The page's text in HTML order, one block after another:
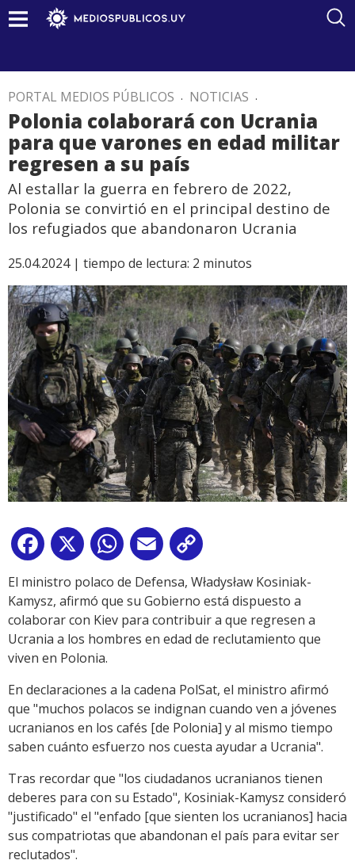
PORTAL MEDIOS PÚBLICOS . NOTICIAS .
Polonia colaborará con Ucrania
para que varones en edad militar
regresen a su país
Al estallar la guerra en febrero de 2022,
Polonia se convirtió en el principal destino de
los refugiados que abandonaron Ucrania
25.04.2024 | tiempo de lectura: 2 minutos
Facebook
X WhatsApp
Email
Link
El ministro polaco de Defensa, Władysław Kosiniak-
Kamysz, afirmó que su Gobierno está dispuesto a
colaborar con Kiev para contribuir a que regresen a
Ucrania a los hombres en edad de reclutamiento que
viven en Polonia.
En declaraciones a la cadena PolSat, el ministro afirmó
que "muchos polacos se indignan cuando ven a jóvenes
ucranianos en los cafés [de Polonia] y al mismo tiempo
saben cuánto esfuerzo nos cuesta ayudar a Ucrania".
Tras recordar que "los ciudadanos ucranianos tienen
deberes para con su Estado", Kosiniak-Kamysz consideró
"justificado" el "enfado [que sienten los ucranianos] hacia
sus compatriotas que abandonan el país para evitar ser
reclutados".